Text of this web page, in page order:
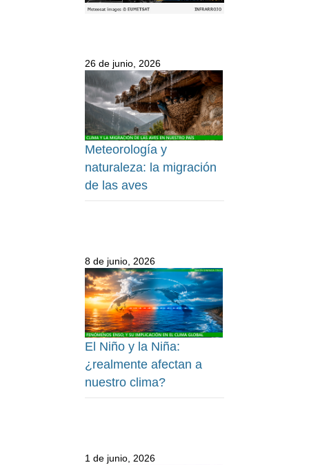
26 de junio, 2026
Meteorología y
naturaleza: la migración
de las aves
8 de junio, 2026
El Niño y la Niña:
¿realmente afectan a
nuestro clima?
1 de junio, 2026